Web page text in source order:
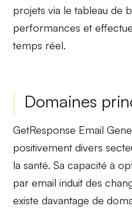
projets via letableau de
performances et
temps réel.
Domaines
GetResponse Email
positivement divers
lasanté. Sa capacité à
par email induit des
existe davantage de